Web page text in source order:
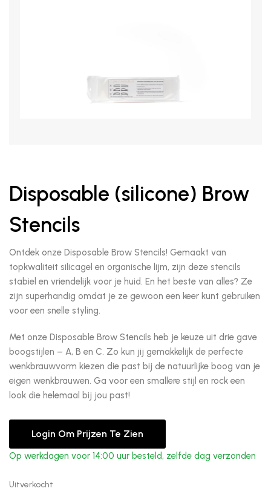
Disposable (silicone) Brow
Stencils
Ontdek onze Disposable Brow Stencils! Gemaakt van
topkwaliteit silicagel en organische lijm, zijn deze stencils
stabiel en vriendelijk voor je huid. En het beste van alles? Ze
zijn superhandig omdat je ze gewoon een keer kunt gebruiken
voor een snelle styling.
Met onze Disposable Brow Stencils heb je keuze uit drie gave
boogstijlen – A, B en C. Zo kun jij gemakkelijk de perfecte
wenkbrauwvorm kiezen die past bij de natuurlijke boog van je
eigen wenkbrauwen. Ga voor een smallere stijl en rock een
look die helemaal bij jou past!
Login Om Prijzen Te Zien
Op werkdagen voor 14:00 uur besteld, zelfde dag verzonden
Uitverkocht